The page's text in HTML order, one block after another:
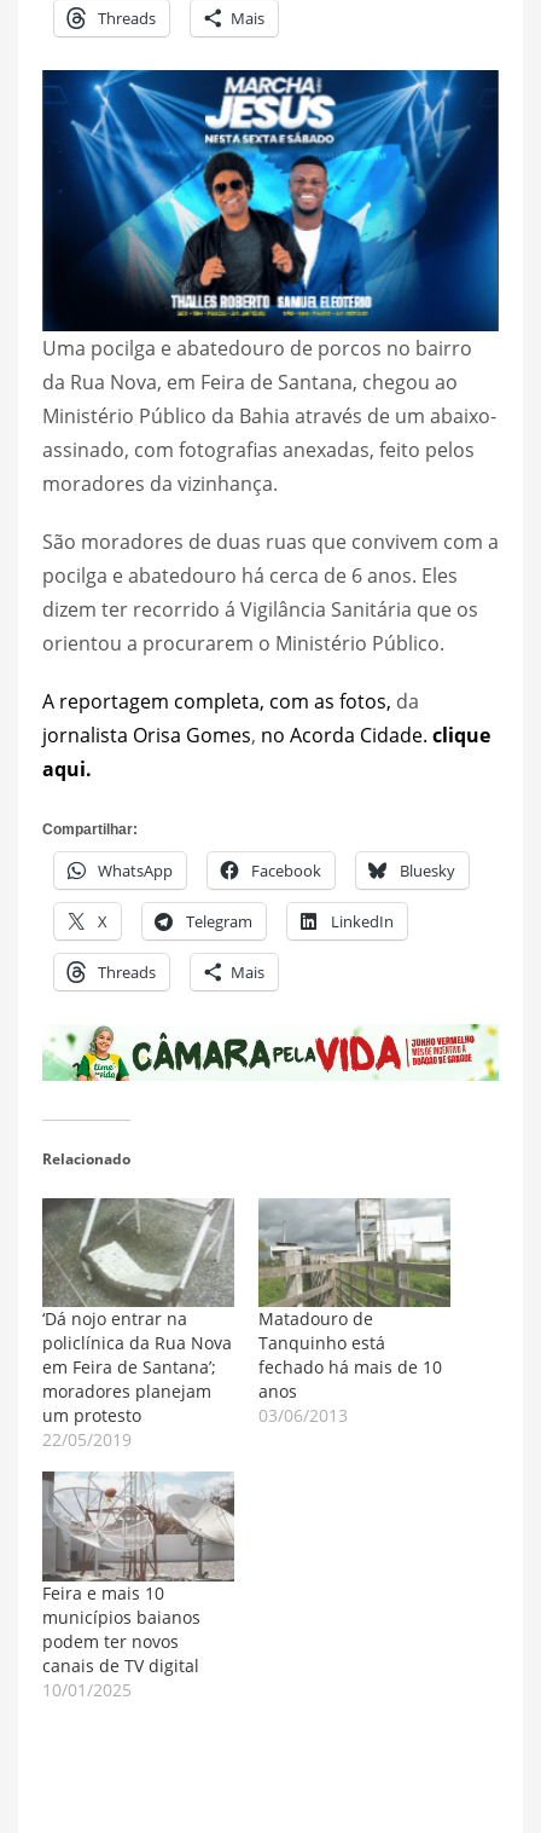
Threads Mais
Uma pocilga e abatedouro de porcos no bairro
da Rua Nova, em Feira de Santana, chegou ao
Ministério Público da Bahia através de um abaixo-
assinado, com fotografias anexadas, feito pelos
moradores da vizinhança.
São moradores de duas ruas que convivem com a
pocilga e abatedouro há cerca de 6 anos. Eles
dizem ter recorrido á Vigilância Sanitária que os
orientou a procurarem o Ministério Público.
A reportagem completa, com as fotos, da
jornalista Orisa Gomes, no Acorda Cidade. clique
aqui.
Compartilhar:
WhatsApp Facebook Bluesky
X Telegram LinkedIn
Threads Mais
Relacionado
‘Dá nojo entrar na
policlínica da Rua Nova
em Feira de Santana’;
moradores planejam
um protesto
22/05/2019
Matadouro de
Tanquinho está
fechado há mais de 10
anos
03/06/2013
Feira e mais 10
municípios baianos
podem ter novos
canais de TV digital
10/01/2025